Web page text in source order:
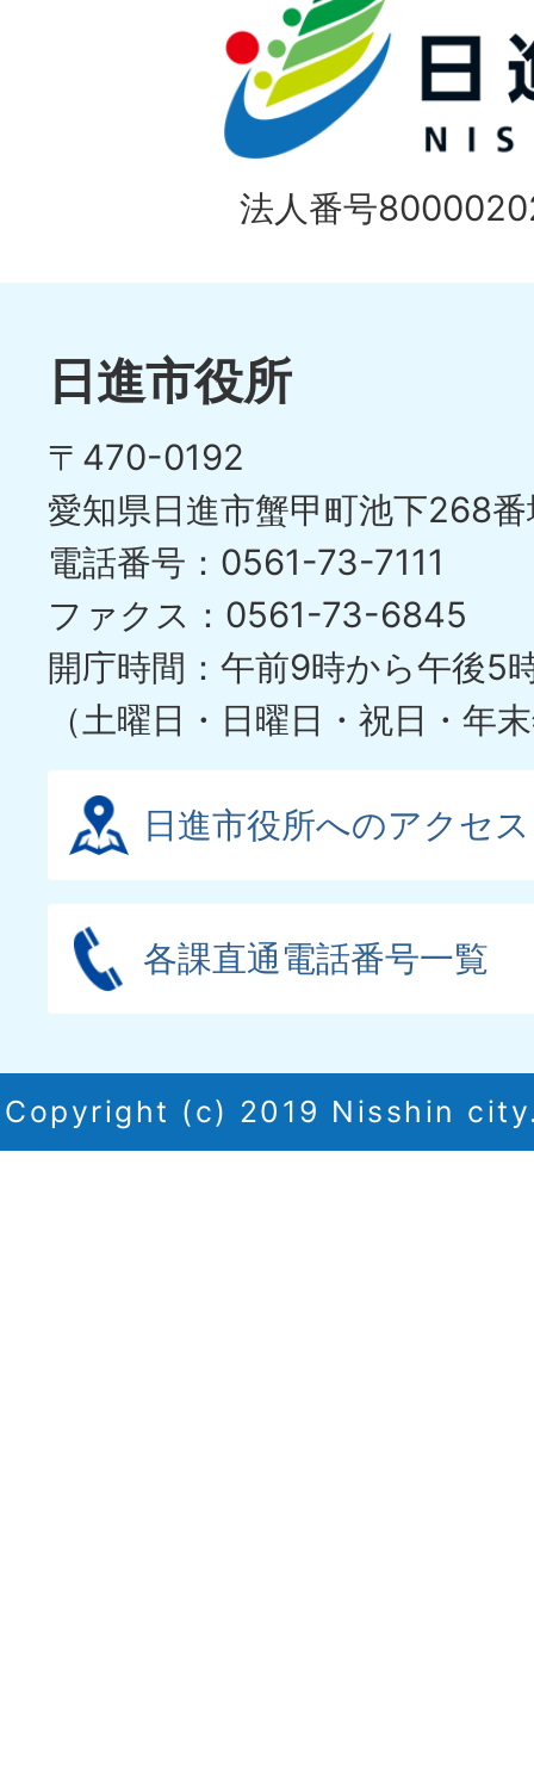
法人番号
日進市役所
〒470-0192
愛知県日進市蟹甲町池下268
電話番号：0561-73-7111
ファクス：0561-73-6845
開庁時間：午前9時から午後5
（土曜日・日曜日・祝日・年
日進市役所へのアクセス
各課直通電話番号一覧
Copyright (c) 2019 Nisshin